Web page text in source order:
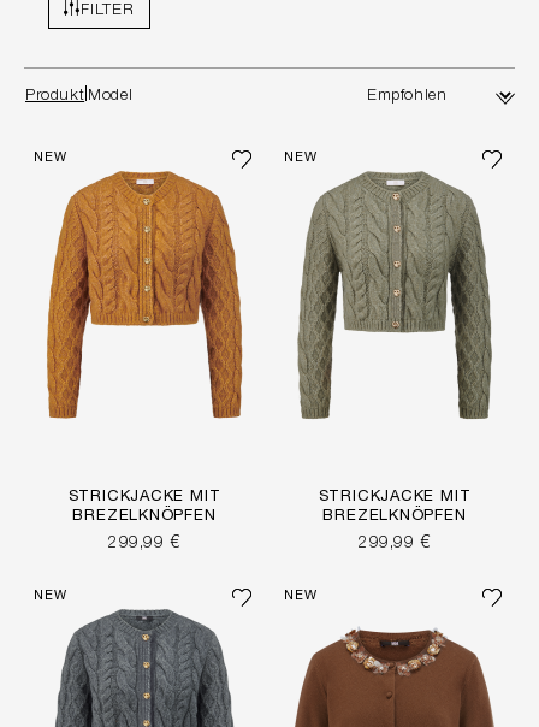
FILTER
Produkt Model
NEW
STRICKJACKE MIT
BREZELKNÖPFEN
299,99 €
NEW
STRICKJACKE MIT
BREZELKNÖPFEN
299,99 €
NEW NEW